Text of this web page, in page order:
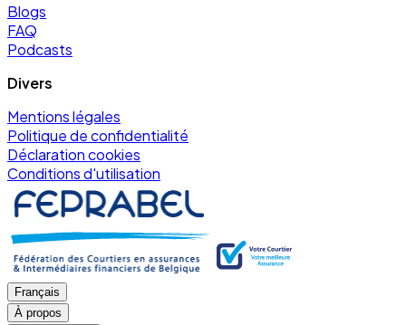
Blogs
FAQ
Podcasts
Divers
Mentions légales
Politique de confidentialité
Déclaration cookies
Conditions d'utilisation
Français
À propos